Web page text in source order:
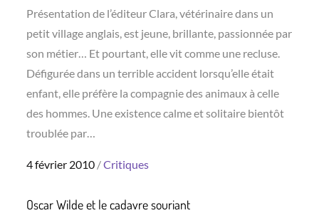
Présentation de l’éditeur Clara, vétérinaire dans un
petit village anglais, est jeune, brillante, passionnée par
son métier… Et pourtant, elle vit comme une recluse.
Défigurée dans un terrible accident lorsqu’elle était
enfant, elle préfère la compagnie des animaux à celle
des hommes. Une existence calme et solitaire bientôt
troublée par…
Posted
4 février 2010 Critiques
Oscar Wilde et le cadavre souriant